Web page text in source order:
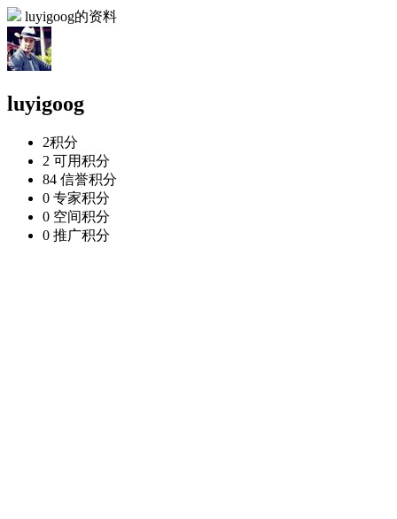
luyigoog的资料
luyigoog
2积分
2 可用积分
84 信誉积分
0 专家积分
0 空间积分
0 推广积分